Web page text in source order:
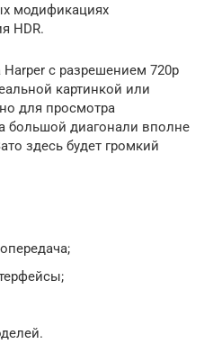
модификациях
HDR.
с разрешением 720р
картинкой или
для просмотра
большой диагонали вполне
здесь будет громкий